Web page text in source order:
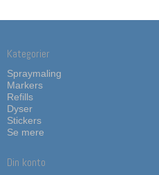
Kategorier
Spraymaling
Markers
Refills
Dyser
Stickers
Se mere
Din konto